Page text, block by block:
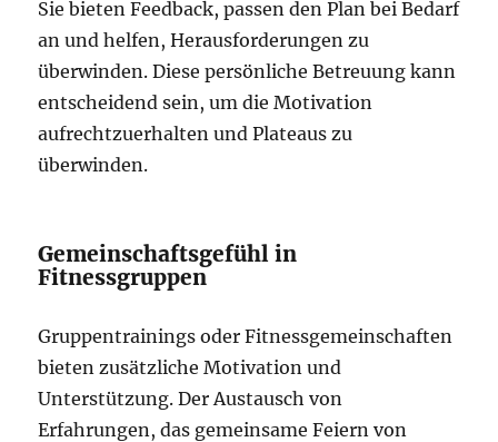
Sie bieten Feedback, passen den Plan bei Bedarf
an und helfen, Herausforderungen zu
überwinden. Diese persönliche Betreuung kann
entscheidend sein, um die Motivation
aufrechtzuerhalten und Plateaus zu
überwinden.
Gemeinschaftsgefühl in
Fitnessgruppen
Gruppentrainings oder Fitnessgemeinschaften
bieten zusätzliche Motivation und
Unterstützung. Der Austausch von
Erfahrungen, das gemeinsame Feiern von